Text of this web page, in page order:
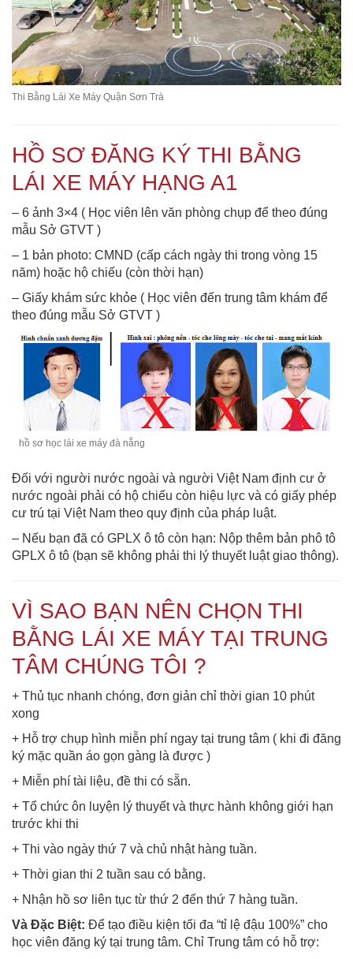
Thi Bằng Lái Xe Máy Quận Sơn Trà
HỒ SƠ ĐĂNG KÝ THI BẰNG
LÁI XE MÁY HẠNG A1
– 6 ảnh 3×4 ( Học viên lên văn phòng chụp để theo đúng
mẫu Sở GTVT )
– 1 bản photo: CMND (cấp cách ngày thi trong vòng 15
năm) hoặc hộ chiếu (còn thời hạn)
– Giấy khám sức khỏe ( Học viên đến trung tâm khám để
theo đúng mẫu Sở GTVT )
hồ sơ học lái xe máy đà nẵng
Đối với người nước ngoài và người Việt Nam định cư ở
nước ngoài phải có hộ chiếu còn hiệu lực và có giấy phép
cư trú tại Việt Nam theo quy định của pháp luật.
– Nếu bạn đã có GPLX ô tô còn hạn: Nộp thêm bản phô tô
GPLX ô tô (bạn sẽ không phải thi lý thuyết luật giao thông).
VÌ SAO BẠN NÊN CHỌN THI
BẰNG LÁI XE MÁY TẠI TRUNG
TÂM CHÚNG TÔI ?
+ Thủ tục nhanh chóng, đơn giản chỉ thời gian 10 phút
xong
+ Hỗ trợ chụp hình miễn phí ngay tại trung tâm ( khi đi đăng
ký mặc quần áo gọn gàng là được )
+ Miễn phí tài liệu, đề thi có sẵn.
+ Tổ chức ôn luyện lý thuyết và thực hành không giới hạn
trước khi thi
+ Thi vào ngày thứ 7 và chủ nhật hàng tuần.
+ Thời gian thi 2 tuần sau có bằng.
+ Nhận hồ sơ liên tục từ thứ 2 đến thứ 7 hàng tuần.
Và Đặc Biệt: Để tạo điều kiện tối đa “tỉ lệ đậu 100%” cho
học viên đăng ký tại trung tâm. Chỉ Trung tâm có hỗ trợ: